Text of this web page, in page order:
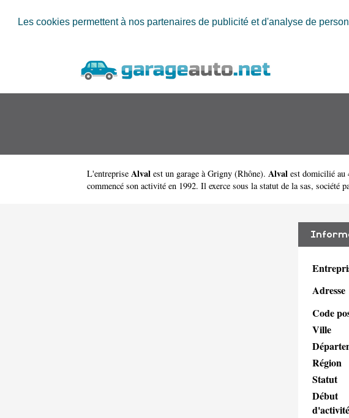
Les cookies permettent à nos partenaires de publicité et d'analyse de
L'entreprise Alval est un garage à Grigny (Rhône). Alval est domicilié au
commencé son activité en 1992. Il exerce sous la statut de la sas, société
Adresse
Code
Ville
Région
Statut
Début
d'activité